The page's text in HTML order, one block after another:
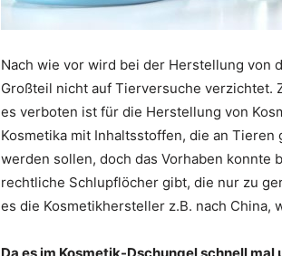
Nach wie vor wird bei der Herstellung von
Großteil nicht auf Tierversuche verzichtet.
es verboten ist für die Herstellung von
Kosmetika mit Inhaltsstoffen, die an
werden sollen, doch das Vorhaben konnte
rechtliche Schlupflöcher gibt, die nur zu
es die Kosmetikhersteller z.B. nach